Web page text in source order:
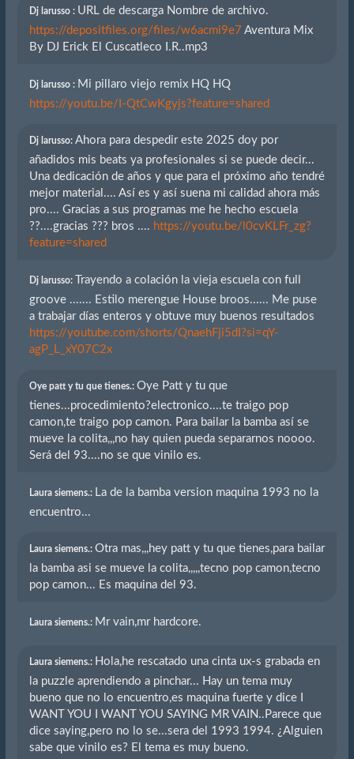
Dj larusso : URL de descarga Nombre de archivo.
https://depositfiles.org/files/w6acmi9e7 Aventura Mix
By DJ Erick El Cuscatleco I.R..mp3
Dj larusso : Mi pillaro viejo remix HQ HQ
https://youtu.be/I-QtCwKgyjs?feature=shared
Dj larusso: Ahora para despedir este 2025 doy por
añadidos mis beats ya profesionales si se puede decir...
Una dedicación de años y que para el próximo año tendré
mejor material.... Así es y así suena mi calidad ahora más
pro.... Gracias a sus programas me he hecho escuela
??....gracias ??? bros .... https://youtu.be/l0cvKLFr_zg?
feature=shared
Dj larusso: Trayendo a colación la vieja escuela con full
groove ....... Estilo merengue House broos...... Me puse
a trabajar días enteros y obtuve muy buenos resultados
https://youtube.com/shorts/QnaehFji5dI?si=qY-
agP_L_xY07C2x
Oye patt y tu que tienes.: Oye Patt y tu que
tienes...procedimiento?electronico....te traigo pop
camon,te traigo pop camon. Para bailar la bamba así se
mueve la colita,,,no hay quien pueda separarnos noooo.
Será del 93....no se que vinilo es.
Laura siemens.: La de la bamba version maquina 1993 no la
encuentro...
Laura siemens.: Otra mas,,,hey patt y tu que tienes,para bailar
la bamba asi se mueve la colita,,,,,tecno pop camon,tecno
pop camon... Es maquina del 93.
Laura siemens.: Mr vain,mr hardcore.
Laura siemens.: Hola,he rescatado una cinta ux-s grabada en
la puzzle aprendiendo a pinchar... Hay un tema muy
bueno que no lo encuentro,es maquina fuerte y dice I
WANT YOU I WANT YOU SAYING MR VAIN..Parece que
dice saying,pero no lo se...sera del 1993 1994. ¿Alguien
sabe que vinilo es? El tema es muy bueno.